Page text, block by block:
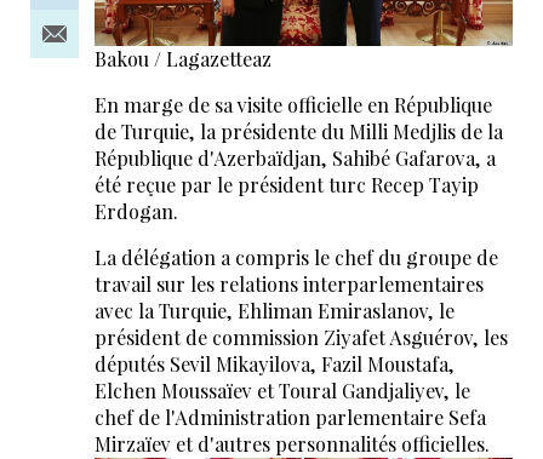
Bakou / Lagazetteaz
En marge de sa visite officielle en République
de Turquie, la présidente du Milli Medjlis de la
République d'Azerbaïdjan, Sahibé Gafarova, a
été reçue par le président turc Recep Tayip
Erdogan.
La délégation a compris le chef du groupe de
travail sur les relations interparlementaires
avec la Turquie, Ehliman Emiraslanov, le
président de commission Ziyafet Asguérov, les
députés Sevil Mikayilova, Fazil Moustafa,
Elchen Moussaïev et Toural Gandjaliyev, le
chef de l'Administration parlementaire Sefa
Mirzaïev et d'autres personnalités officielles.